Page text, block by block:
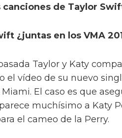
canciones de Taylor
¿juntas en los VMA
Taylor y Katy
el vídeo de su nuevo
El caso es que
muchísimo a Katy
el cameo de la Perry.